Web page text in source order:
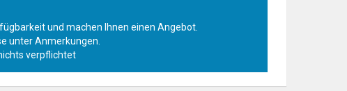
und machen Ihnen einen Angebot.
unter Anmerkungen.
verpflichtet